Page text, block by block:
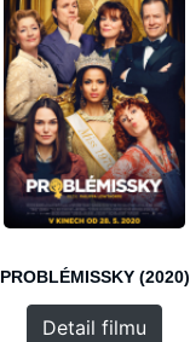
PROBLÉMISSKY (2020)
Detail filmu